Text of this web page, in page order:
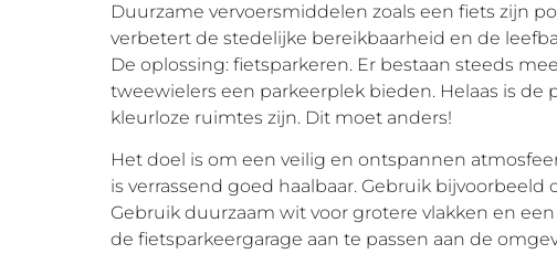
Duurzame vervoersmiddelen zoals een fiets zijn
verbetert de stedelijke bereikbaarheid en de
De oplossing: fietsparkeren. Er bestaan steeds
tweewielers een parkeerplek bieden. Helaas is de
kleurloze ruimtes zijn. Dit moet anders!
Het doel is om een veilig en ontspannen
is verrassend goed haalbaar. Gebruik
Gebruik duurzaam wit voor grotere vlakken en
de fietsparkeergarage aan te passen aan de